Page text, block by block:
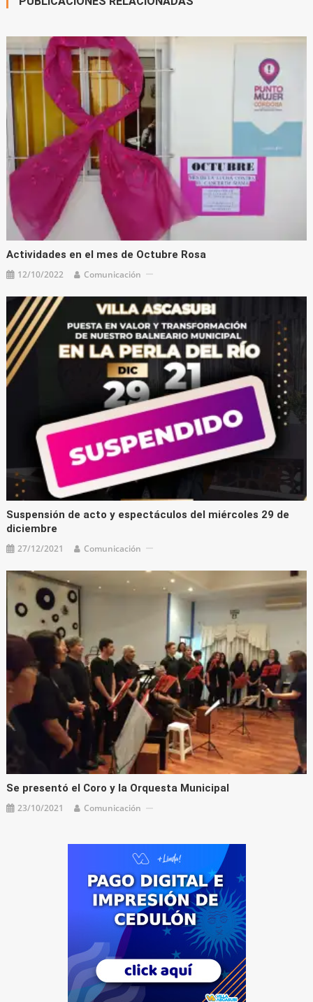
Actividades en el mes de Octubre Rosa
12/10/2022 Comunicación
Suspensión de acto y espectáculos del miércoles 29 de
diciembre
27/12/2021 Comunicación
Se presentó el Coro y la Orquesta Municipal
23/10/2021 Comunicación